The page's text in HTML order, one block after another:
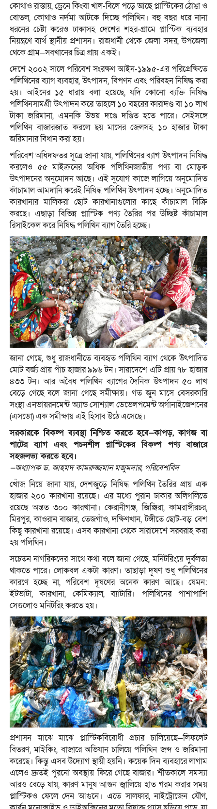
কোথাও রাস্তায়, ড্রেনে কিংবা খাল-বিলে পড়ে আছে প্লাস্টিকের ঠোঙা ও
বোতল, কোথাও নর্দমা আটকে দিচ্ছে পলিথিন। বহু বছর ধরে নানা
ধরনের চেষ্টা করেও ঢাকাসহ দেশের শহর-গ্রামে প্লাস্টিক ব্যবহার
নিয়ন্ত্রণে ব্যর্থ স্থানীয় প্রশাসন। রাজধানী থেকে জেলা সদর, উপজেলা
থেকে গ্রাম—সবখানের চিত্র প্রায় একই।
দেশে ২০০২ সালে পরিবেশ সংরক্ষণ আইন-১৯৯৫-এর পরিপ্রেক্ষিতে
পলিথিনের ব্যাগ ব্যবহার, উৎপাদন, বিপণন এবং পরিবহন নিষিদ্ধ করা
হয়। আইনের ১৫ ধারায় বলা হয়েছে, যদি কোনো ব্যক্তি নিষিদ্ধ
পলিথিনসামগ্রী উৎপাদন করে তাহলে ১০ বছরের কারাদণ্ড বা ১০ লাখ
টাকা জরিমানা, এমনকি উভয় দণ্ডে দণ্ডিত হতে পারে। সেইসঙ্গে
পলিথিন বাজারজাত করলে ছয় মাসের জেলসহ ১০ হাজার টাকা
জরিমানার বিধান করা হয়।
পরিবেশ অধিদফতর সূত্রে জানা যায়, পলিথিনের ব্যাগ উৎপাদন নিষিদ্ধ
করলেও ৫৫ মাইক্রনের অধিক পলিথিনজাতীয় পণ্য বা মোড়ক
উৎপাদনের অনুমোদন আছে। এই সুযোগ কাজে লাগিয়ে অনুমোদিত
কাঁচামাল আমদানি করেই নিষিদ্ধ পলিথিন উৎপাদন হচ্ছে। অনুমোদিত
কারখানার মালিকরা ছোট কারখানাগুলোর কাছে কাঁচামাল বিক্রি
করছে। এছাড়া বিভিন্ন প্লাস্টিক পণ্য তৈরির পর উচ্ছিষ্ট কাঁচামাল
রিসাইকেল করে নিষিদ্ধ পলিথিন ব্যাগ তৈরি হচ্ছে।
জানা গেছে, শুধু রাজধানীতে ব্যবহৃত পলিথিন ব্যাগ থেকে উৎপাদিত
মোট বর্জ্য প্রায় পাঁচ হাজার ৯৯৬ টন। সারাদেশে এটি প্রায় ৭৮ হাজার
৪৩৩ টন। আর অবৈধ পলিথিন ব্যাগের দৈনিক উৎপাদন ৫০ লাখ
বেড়ে গেছে বলে জানা গেছে সমীক্ষায়। গত জুন মাসে বেসরকারি
সংস্থা এনভায়রনমেন্ট অ্যান্ড সোশ্যাল ডেভেলপমেন্ট অর্গানাইজেশনের
(এসডো) এক সমীক্ষায় এই হিসাব উঠে এসেছে।
সরকারকে বিকল্প ব্যবস্থা নিশ্চিত করতে হবে—কাপড়, কাগজ বা
পাটের ব্যাগ এবং পচনশীল প্লাস্টিকের বিকল্প পণ্য বাজারে
সহজলভ্য করতে হবে।
—অধ্যাপক ড. আহমদ কামরুজ্জমান মজুমদার, পরিবেশবিদ
খোঁজ নিয়ে জানা যায়, দেশজুড়ে নিষিদ্ধ পলিথিন তৈরির প্রায় এক
হাজার ২০০ কারখানা রয়েছে। এর মধ্যে পুরান ঢাকার অলিগলিতে
রয়েছে অন্তত ৩০০ কারখানা। কেরানীগঞ্জ, জিঞ্জিরা, কামরাঙ্গীরচর,
মিরপুর, কাওরান বাজার, তেজগাঁও, দক্ষিণখান, টঙ্গীতে ছোট-বড় বেশ
কিছু কারখানা রয়েছে। এসব কারখানা থেকে সারাদেশে সরবরাহ করা
হয় পলিথিন।
সচেতন নাগরিকদের সাথে কথা বলে জানা গেছে, মনিটরিংয়ে দুর্বলতা
থাকতে পারে। লোকবল একটা কারণ। তাছাড়া দূষণ শুধু পলিথিনের
কারণে হচ্ছে না, পরিবেশ দূষণের অনেক কারণ আছে। যেমন:
ইটভাটা, কারখানা, কেমিক্যাল, ব্যাটারি। পলিথিনের পাশাপাশি
সেগুলোও মনিটরিং করতে হয়।
প্রশাসন মাঝে মাঝে প্লাস্টিকবিরোধী প্রচার চালিয়েছে—লিফলেট
বিতরণ, মাইকিং, বাজারে অভিযান চালিয়ে পলিথিন জব্দ ও জরিমানা
করেছে। কিন্তু এসব উদ্যোগ স্থায়ী হয়নি। কয়েক দিন ব্যবহারে লাগাম
এলেও দ্রুতই পুরনো অবস্থায় ফিরে গেছে বাজার। শীতকালে সমস্যা
আরও বেড়ে যায়, কারণ মানুষ আগুন জ্বালিয়ে হাত গরম করার সময়
প্লাস্টিকও ফেলে দেন আগুনে। এতে সালফার, নাইট্রোজেন যৌগ,